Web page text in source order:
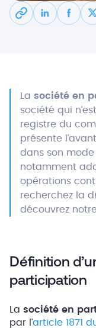
La société en
société qui
registre du
présente
dans son
notamment
opérations
recherchez la
découvrez notre
Définition
participation
La société en
par l’article 1871